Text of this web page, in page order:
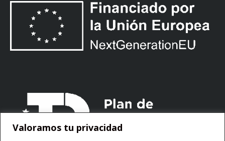
Valoramos tu privacidad